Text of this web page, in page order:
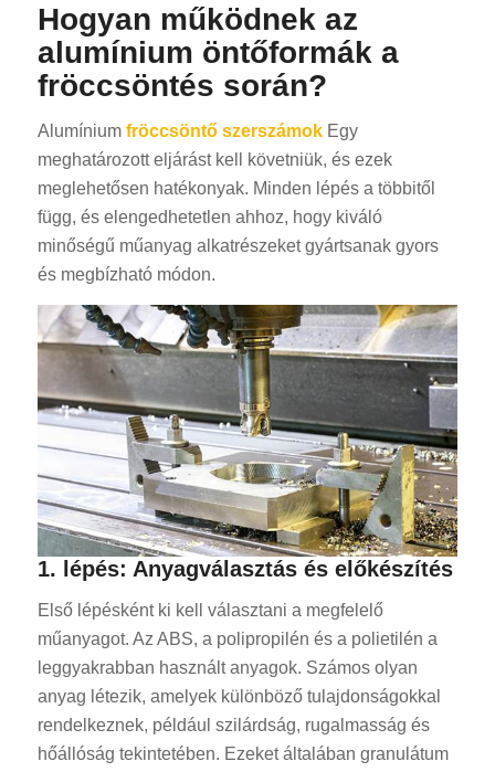
Hogyan működnek az
alumínium öntőformák a
fröccsöntés során?
Alumínium fröccsöntő szerszámokEgy
meghatározott eljárást kell követniük, és ezek
meglehetősen hatékonyak. Minden lépés a többitől
függ, és elengedhetetlen ahhoz, hogy kiváló
minőségű műanyag alkatrészeket gyártsanak gyors
és megbízható módon.
1. lépés: Anyagválasztás és előkészítés
Első lépésként ki kell választani a megfelelő
műanyagot. Az ABS, a polipropilén és a polietilén a
leggyakrabban használt anyagok. Számos olyan
anyag létezik, amelyek különböző tulajdonságokkal
rendelkeznek, például szilárdság, rugalmasság és
hőállóság tekintetében. Ezeket általában granulátum